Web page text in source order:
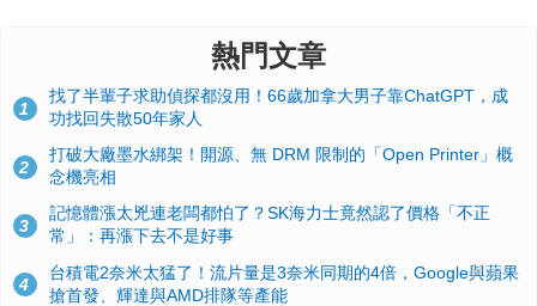
熱門文章
1
找了半輩子求助偵探都沒用！66歲加拿大男子靠ChatGPT，成
功找回失散50年家人
2
打破大廠墨水綁架！開源、無 DRM 限制的「Open Printer」概
念機亮相
3
記憶體漲太兇連老闆都怕了？SK海力士竟然認了價格「不正
常」：再漲下去不是好事
4
台積電2奈米太猛了！流片量是3奈米同期的4倍，Google與蘋果
搶首發、輝達與AMD排隊等產能